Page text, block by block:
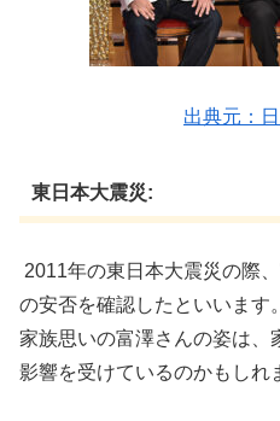
出典元：
東日本大震災:
2011年の東日本大震災の際
の安否を確認したといいます。
家族思いの富澤さんの姿は、
影響を受けているのかもしれ